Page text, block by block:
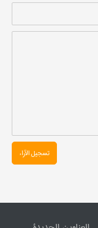
تسجیل الآراء